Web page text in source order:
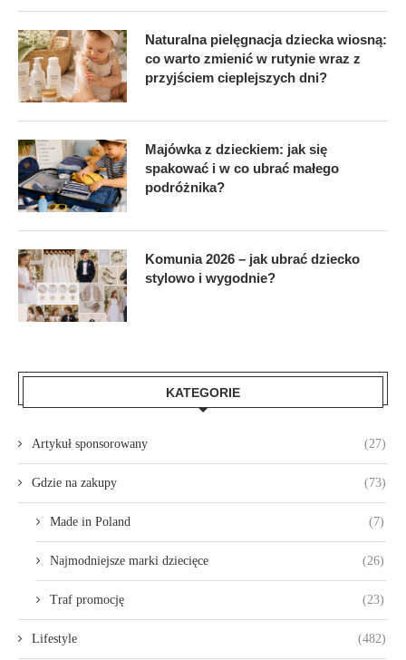
Naturalna pielęgnacja dziecka wiosną:
co warto zmienić w rutynie wraz z
przyjściem cieplejszych dni?
Majówka z dzieckiem: jak się
spakować i w co ubrać małego
podróżnika?
Komunia 2026 – jak ubrać dziecko
stylowo i wygodnie?
KATEGORIE
Artykuł sponsorowany (27)
Gdzie na zakupy (73)
Made in Poland (7)
Najmodniejsze marki dziecięce (26)
Traf promocję (23)
Lifestyle (482)